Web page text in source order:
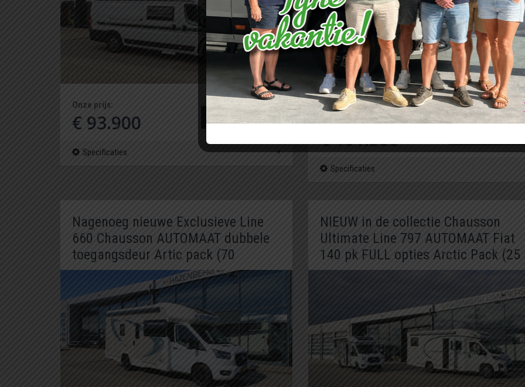
Onze prijs:
€ 93.900 Bekijk deze camper
Specificaties
Onze prijs:
€ 101.380
Specificaties
Nagenoeg nieuwe Exclusieve Line
660 Chausson AUTOMAAT dubbele
toegangsdeur Artic pack (70
NIEUW in de collectie Chausson
Ultimate Line 797 AUTOMAAT Fiat
140 pk FULL opties Arctic Pack (25